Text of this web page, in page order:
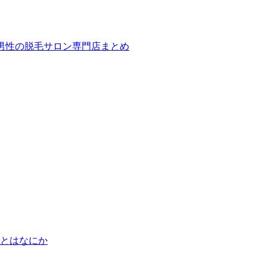
性の脱毛サロン専門店まとめ
はなにか